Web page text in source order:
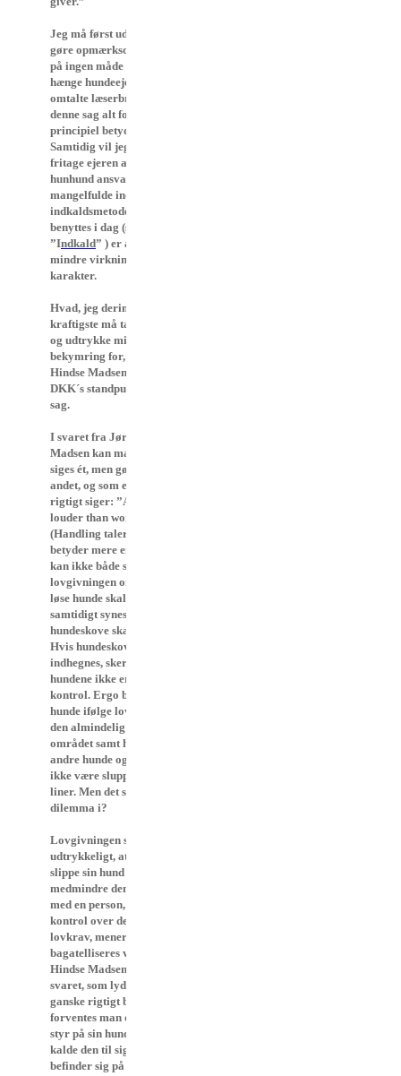
Jeg må først udtrykkeligt
gøre opmærksom på, at jeg
på ingen måde er ude på at
hænge hundeejeren til det
omtalte læserbrev ud! Det har
denne sag alt for stor
principiel betydning til.
Samtidig vil jeg til dels
fritage ejeren af denne
hunhund ansvaret for det
mangelfulde indkald, idet de
indkaldsmetoder, som
benyttes i dag (se artiklen
”Indkald” ) er af mere eller
mindre virkningsfuld
karakter.
Hvad, jeg derimod på det
kraftigste må tage afstand fra
og udtrykke min store
bekymring for, er Jørgen
Hindse Madsens og dermed
DKK´s standpunkt i denne
sag.
I svaret fra Jørgen Hindse
Madsen kan man se, at der
siges ét, men gøres noget
andet, og som englænderne så
rigtigt siger: ”Action speaks
louder than words”
(Handling taler højere/
betyder mere end ord). Man
kan ikke både signalerer, at
lovgivningen om indkald af
løse hunde skal følges og så
samtidigt synes, at
hundeskove skal indhegnes.
Hvis hundeskove skal
indhegnes, sker det jo, fordi
hundene ikke er under fuld
kontrol. Ergo burde disse
hunde ifølge lovgivningen (og
den almindelig etik på
området samt hensynet til
andre hunde og deres ejere)
ikke være sluppet af deres
liner. Men det ser DKK intet
dilemma i?
Lovgivningen siger
udtrykkeligt, at man ikke må
slippe sin hund løs,
medmindre den er i følgeskab
med en person, som har fuld
kontrol over den. Dette
lovkrav, mener jeg,
bagatelliseres ved Jørgen
Hindse Madsens ordvalg i
svaret, som lyder:” Som du
ganske rigtigt beskriver, så
forventes man også at holde
styr på sin hund – f.eks. ved at
kalde den til sig – når man
befinder sig på et område,